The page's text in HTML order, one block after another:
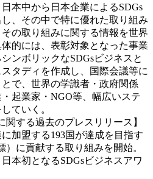
本中から日本企業によるSDGs
、その中で特に優れた取り組み
の取り組みに関する情報を世界
的には、表彰対象となった事業
ンボリックなSDGsビジネスと
タディを作成し、国際会議等に
で、世界の学識者・政府関係
起業家・NGO等、幅広いステ
ていく。
関する過去のプレスリリース】
加盟する193国が達成を目指す
）に貢献する取り組みを開始。
本初となるSDGsビジネスアワ